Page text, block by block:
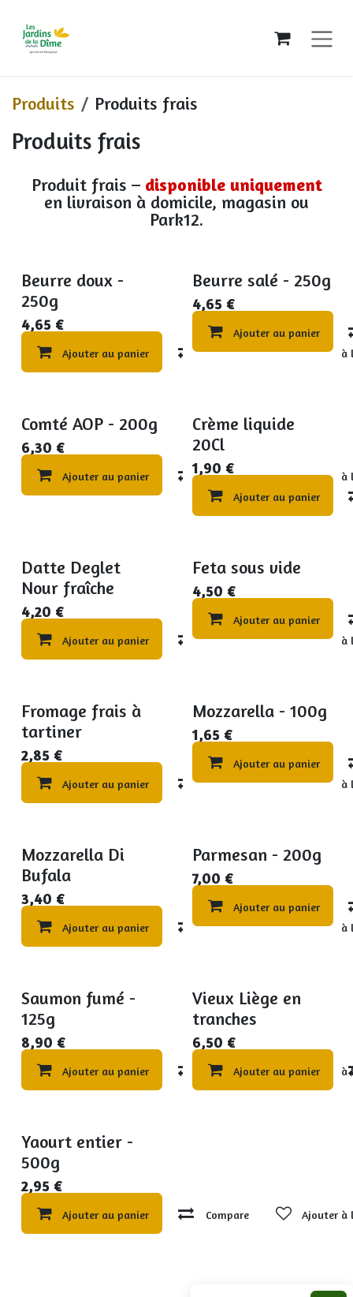
Produits Produits frais
Produits frais
Produit frais – disponible uniquement
en livraison à domicile, magasin ou
Park12.
Beurre doux -
250g
4,65 €
Ajouter au panier Compare Ajouter à
Beurre salé - 250g
4,65 €
Ajouter au panier
Comté AOP - 200g
6,30 €
Ajouter au panier Compare Ajouter à
Crème liquide
20Cl
1,90 €
Ajouter au panier
Datte Deglet
Nour fraîche
4,20 €
Ajouter au panier Compare Ajouter à
Feta sous vide
4,50 €
Ajouter au panier
Fromage frais à
tartiner
2,85 €
Ajouter au panier Compare Ajouter à
Mozzarella - 100g
1,65 €
Ajouter au panier
Mozzarella Di
Bufala
3,40 €
Ajouter au panier Compare Ajouter à
Parmesan - 200g
7,00 €
Ajouter au panier
Saumon fumé -
125g
8,90 €
Ajouter au panier Compare Ajouter à
Vieux Liège en
tranches
6,50 €
Ajouter au panier
Yaourt entier -
500g
2,95 €
Ajouter au panier Compare Ajouter à